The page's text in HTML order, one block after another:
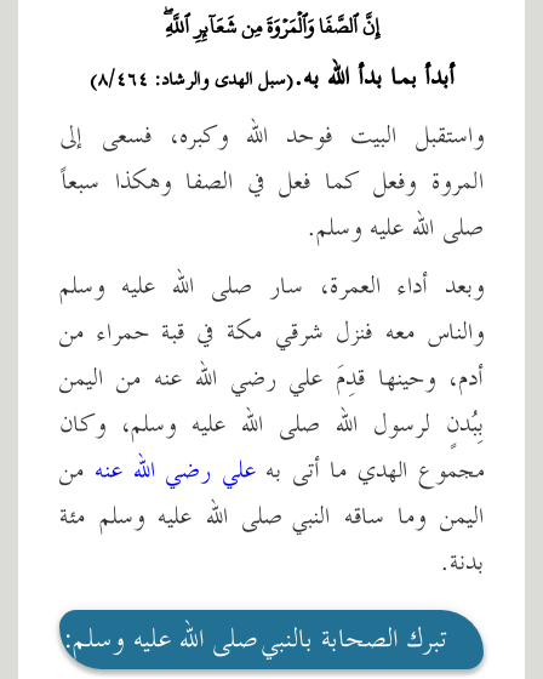
إِنَّ ٱلصَّفَا وَٱلۡمَرۡوَةَ مِن شَعَآئِرِ ٱللَّهِۖ
أبدأ بما بدأ الله به.(سبل الهدى والرشاد: ٨/٤٦٤)
واستقبل البيت فوحد الله وكبره، فسعى إلى
المروة وفعل كما فعل في الصفا وهكذا سبعاً
صلى الله عليه وسلم.
وبعد أداء العمرة، سار صلى الله عليه وسلم
والناس معه فنزل شرقي مكة في قبة حمراء من
أدم، وحينها قدِمَ علي رضي الله عنه من اليمن
بِبُدنٍ لرسول الله صلى الله عليه وسلم، وكان
مجموع الهدي ما أتى بهعلي رضي الله عنه من
اليمن وما ساقه النبي صلى الله عليه وسلم مئة
بدنة.
تبرك الصحابة بالنبي صلى الله عليه وسلم: